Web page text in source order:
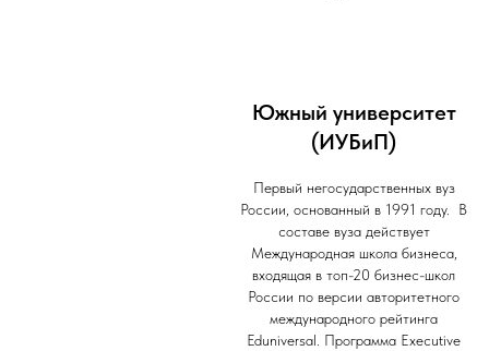
Южный университет
(ИУБиП)
Первый негосударственных вуз
России, основанный в 1991 году. В
составе вуза действует
Международная школа бизнеса,
входящая в топ-20 бизнес-школ
России по версии авторитетного
международного рейтинга
Eduniversal. Программа Executive